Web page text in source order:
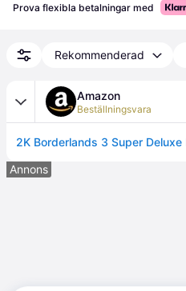
Prova flexibla betalningar med
Rekommenderad
Amazon
Beställningsvara
Annons